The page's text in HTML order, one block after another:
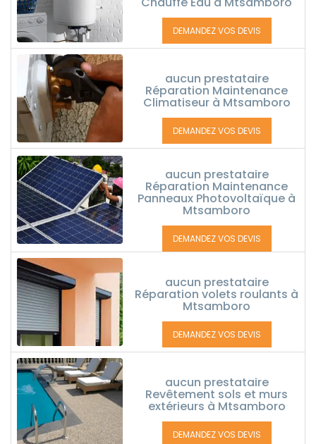
DEMANDEZ VOS DEVIS
aucun prestataire
Réparation Maintenance
Climatiseur à Mtsamboro
DEMANDEZ VOS DEVIS
aucun prestataire
Réparation Maintenance
Panneaux Photovoltaïque à
Mtsamboro
DEMANDEZ VOS DEVIS
aucun prestataire
Réparation volets roulants à
Mtsamboro
DEMANDEZ VOS DEVIS
aucun prestataire
Revêtement sols et murs
extérieurs à Mtsamboro
DEMANDEZ VOS DEVIS